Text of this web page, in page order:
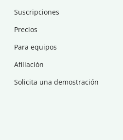
Suscripciones
Precios
Para equipos
Afiliación
Solicita una demostración